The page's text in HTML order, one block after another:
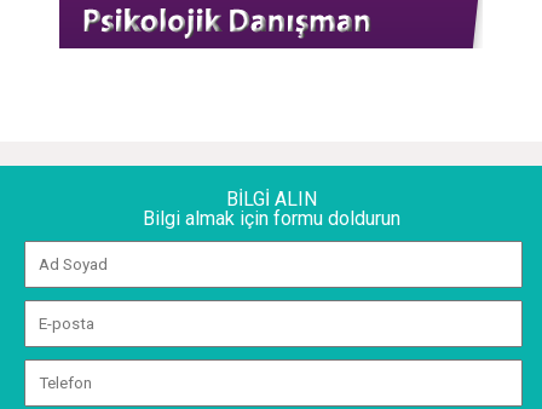
BİLGİ ALIN
Bilgi almak için formu doldurun